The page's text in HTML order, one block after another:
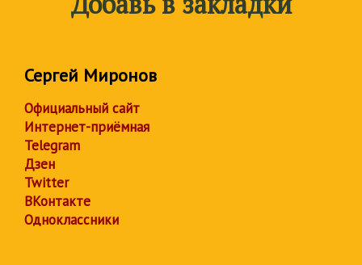
Сергей Миронов
Официальный сайт
Интернет-приёмная
Telegram
Дзен
Twitter
ВКонтакте
Одноклассники